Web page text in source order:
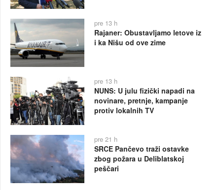
pre 13 h
Rajaner: Obustavljamo letove iz
i ka Nišu od ove zime
pre 13 h
NUNS: U julu fizički napadi na
novinare, pretnje, kampanje
protiv lokalnih TV
pre 21 h
SRCE Pančevo traži ostavke
zbog požara u Deliblatskoj
peščari